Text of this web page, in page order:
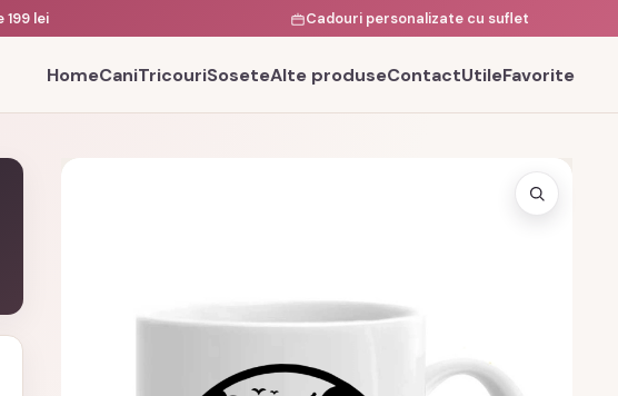
lei Cadouri personalizate cu suflet
HomeCaniTricouriSoseteAlte produseContactUtileFavorite